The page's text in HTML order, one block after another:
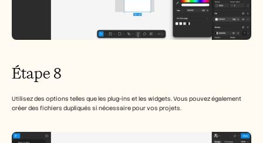
Étape 8
Utilisez des options telles que les plug-ins et les widgets. Vous pouvez également
créer des fichiers dupliqués si nécessaire pour vos projets.